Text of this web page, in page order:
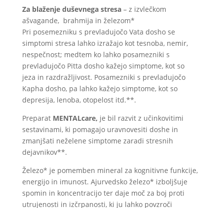
Za blaženje duševnega stresa– z izvlečkom
ašvagande, brahmija in železom*
Pri posemezniku s prevladujočo Vata dosho se
simptomi stresa lahko izražajo kot tesnoba, nemir,
nespečnost; medtem ko lahko posamezniki s
prevladujočo Pitta dosho kažejo simptome, kot so
jeza in razdražljivost. Posamezniki s prevladujočo
Kapha dosho, pa lahko kažejo simptome, kot so
depresija, lenoba, otopelost itd.**.
Preparat MENTALcare, je bil razvit z učinkovitimi
sestavinami, ki pomagajo uravnovesiti doshe in
zmanjšati neželene simptome zaradi stresnih
dejavnikov**.
Železo* je pomemben mineral za kognitivne funkcije,
energijo in imunost. Ajurvedsko železo* izboljšuje
spomin in koncentracijo ter daje moč za boj proti
utrujenosti in izčrpanosti, ki ju lahko povzroči